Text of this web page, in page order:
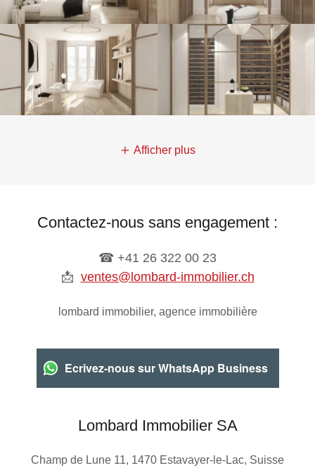
Afficher plus
Contactez-nous sans engagement :
☎︎ +41 26 322 00 23
📩 ventes@lombard-immobilier.ch
lombard immobilier, agence immobilière
Ecrivez-nous sur WhatsApp Business
Lombard Immobilier SA
Champ de Lune 11, 1470 Estavayer-le-Lac, Suisse